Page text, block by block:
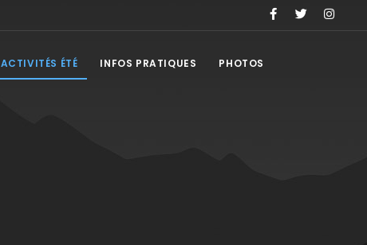
ACTIVITÉS ÉTÉ INFOS PRATIQUES PHOTOS